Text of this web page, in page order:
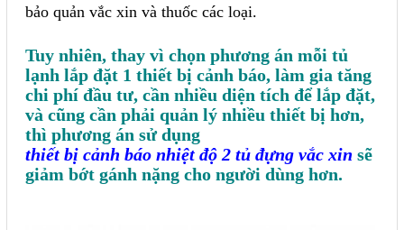
bảo quản vắc xin và thuốc các loại.
Tuy nhiên, thay vì chọn phương án mỗi tủ
lạnh lắp đặt 1 thiết bị cảnh báo, làm gia tăng
chi phí đầu tư, cần nhiều diện tích để lắp đặt,
và cũng cần phải quản lý nhiều thiết bị hơn,
thì phương án sử dụng
thiết bị cảnh báo nhiệt độ 2 tủ đựng vắc xin sẽ
giảm bớt gánh nặng cho người dùng hơn.
Đồng hồ đo đa năng
Giới thiệu
Dịch vụ
Thiết kế phần mềm giám sát